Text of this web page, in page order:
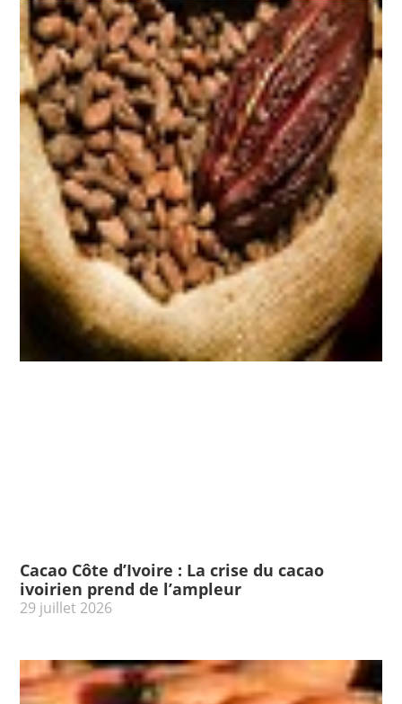
Cacao Côte d’Ivoire : La crise du cacao
ivoirien prend de l’ampleur
29 juillet 2026